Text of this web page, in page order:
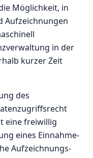
Möglichkeit, in
Aufzeichnungen
in der
kurzer Zeit
des
eine freiwillig
eines Einnahme-
Aufzeichnungs-